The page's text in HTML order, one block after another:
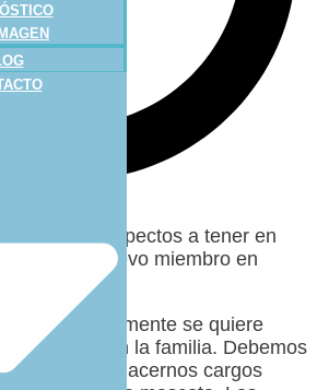
los aspectos a tener en
un nuevo miembro en
de realmente se quiere
miembro en la familia. Debemos
si queremos hacernos cargos